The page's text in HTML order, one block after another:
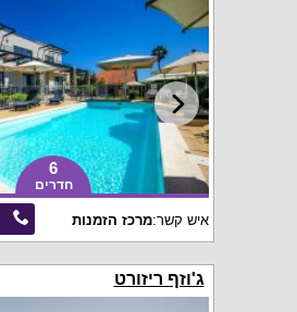
6
חדרים
איש קשר:מרכז הזמנות
ג'וזף ריזורט